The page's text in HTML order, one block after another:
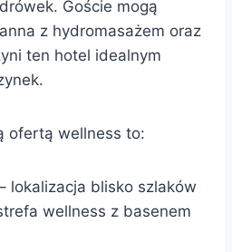
Goście mogą
z hydromasażem oraz
ten hotel idealnym
ofertą wellness to:
lokalizacja blisko szlaków
wellness z basenem